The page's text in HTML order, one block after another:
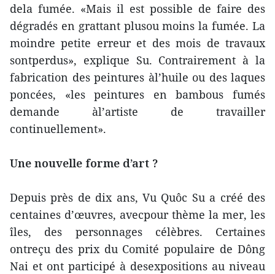
dela fumée. «Mais il est possible de faire des
dégradés en grattant plusou moins la fumée. La
moindre petite erreur et des mois de travaux
sontperdus», explique Su. Contrairement à la
fabrication des peintures àl’huile ou des laques
poncées, «les peintures en bambous fumés
demande àl’artiste de travailler
continuellement».
Une nouvelle forme d’art ?
Depuis près de dix ans, Vu Quôc Su a créé des
centaines d’œuvres, avecpour thème la mer, les
îles, des personnages célèbres. Certaines
ontreçu des prix du Comité populaire de Dông
Nai et ont participé à desexpositions au niveau